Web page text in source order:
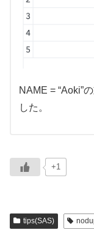
NAME = “Aoki”
した。
+1
tips(SAS)